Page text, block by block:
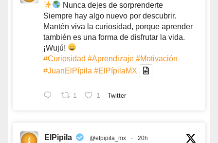
Nunca dejes de sorprenderte
Siempre hay algo nuevo por descubrir.
Mantén viva la curiosidad, porque aprender
también es una forma de disfrutar la vida.
¡Wujú!
#Curiosidad #Aprendizaje #Motivación
#JuanElPípila #ElPípilaMX
1 1 Twitter
ElPipila @elpipila_mx · 20h